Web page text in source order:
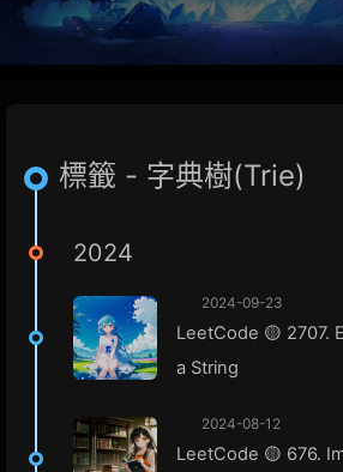
標籤 - 字典樹(Trie)
2024
2024-09-23
LeetCode 🟡 2707.
a String
2024-08-12
LeetCode 🟡 676.